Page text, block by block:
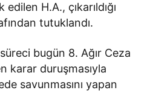
H.A., çıkarıldığı
tutuklandı.
bugün 8. Ağır Ceza
karar duruşmasıyla
savunmasını yapan